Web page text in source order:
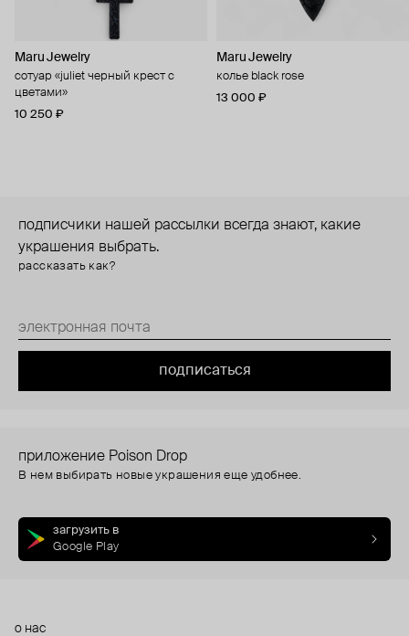
Maru Jewelry
сотуар «juliet черный крест с
цветами»
10 250 ₽
Maru Jewelry
колье black rose
13 000 ₽
подписчики нашей рассылки всегда знают, какие
украшения выбрать.
рассказать как?
подписаться
приложение Poison Drop
В нем выбирать новые украшения еще удобнее.
загрузить в
Google Play
о нас